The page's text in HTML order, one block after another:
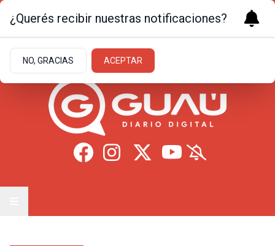
16.1ºc | Formosa
¿Querés recibir nuestras notificaciones?
NO, GRACIAS ACEPTAR